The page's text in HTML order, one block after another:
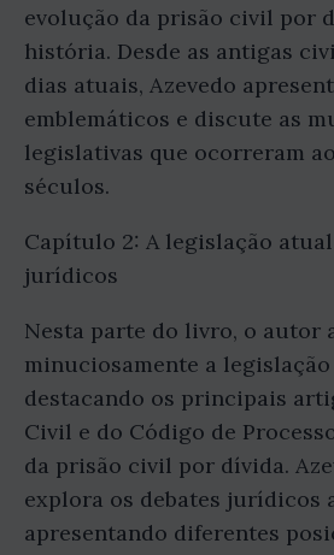
evolução da prisão civil por
história. Desde as antigas
dias atuais, Azevedo
emblemáticos e discute as
legislativas que ocorreram
séculos.
Capítulo 2: A legislação
jurídicos
Nesta parte do livro, o autor
minuciosamente a
destacando os principais
Civil e do Código de
da prisão civil por dívida.
explora os debates jurídicos
apresentando diferentes